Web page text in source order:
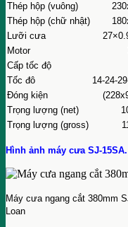
Thép hộp (vuông)
Thép hộp (chữ nhật)
Lưỡi cưa
Motor
Cấp tốc độ
Tốc đô
14-24-
Đóng kiện
Trọng lượng (net)
Trọng lượng (gross)
Hình ảnh máy cưa SJ-15SA.
Máy cưa ngang cắt 380mm
Loan